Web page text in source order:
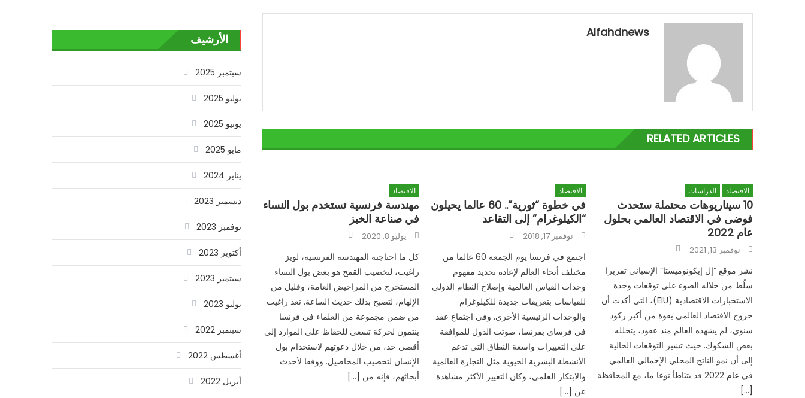
Alfahdnews
RELATED ARTICLES
الاقتصاد
مهندسة فرنسية تستخدم بول النساء
في صناعة الخبز
Posted
onيوليو 8, 2020
كل ما احتاجته المهندسة الفرنسية، لويز
راغيت، لتخصيب القمح هو بعض بول النساء
المستخرج من المراحيض العامة، وقليل من
الإلهام، لتصبح بذلك حديث الساعة. تعد راغيت
من ضمن مجموعة من العلماء في فرنسا
ينتمون لحركة تسعى للحفاظ على الموارد إلى
أقصى حد، من خلال دعوتهم لاستخدام بول
الإنسان لتخصيب المحاصيل. ووفقا لأحدث
أبحاثهم، فإنه من […]
الاقتصاد
في خطوة “ثورية”.. 60 عالما يحيلون
“الكيلوغرام” إلى التقاعد
Posted
onنوفمبر 17, 2018
اجتمع في فرنسا يوم الجمعة 60 عالما من
مختلف أنحاء العالم لإعادة تحديد مفهوم
وحدات القياس العالمية وإصلاح النظام الدولي
للقياسات بتعريفات جديدة للكيلوغرام
والوحدات الرئيسية الأخرى. وفي اجتماع عقد
في فرساي بفرنسا، صوتت الدول للموافقة
على التغييرات واسعة النطاق التي تدعم
الأنشطة البشرية الحيوية مثل التجارة العالمية
والابتكار العلمي، وكان التغيير الأكثر مشاهدة
عن […]
الاقتصاد الدراسات
10 سيناريوهات محتملة ستحدث
فوضى في الاقتصاد العالمي بحلول
عام 2022
Posted
onنوفمبر 13, 2021
نشر موقع “إل إيكونوميستا” الإسباني تقريرا
سلّط من خلاله الضوء على توقعات وحدة
الاستخبارات الاقتصادية (EIU)، التي أكدت أن
خروج الاقتصاد العالمي بقوة من أكبر ركود
سنوي، لم يشهده العالم منذ عقود، يتخلله
بعض الشكوك. حيث تشير التوقعات الحالية
إلى أن نمو الناتج المحلي الإجمالي العالمي
في عام 2022 قد يتبَاطأ نوعا ما، مع المحافظة
[…]
الأرشيف
سبتمبر 2025
يوليو 2025
يونيو 2025
مايو 2025
يناير 2024
ديسمبر 2023
نوفمبر 2023
أكتوبر 2023
سبتمبر 2023
يوليو 2023
سبتمبر 2022
أغسطس 2022
أبريل 2022